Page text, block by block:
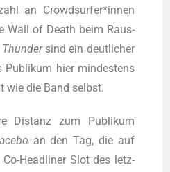
an Crowdsurfer*innen
Wall of Death beim Raus­
sind ein deut­li­cher
Publi­kum hier min­des­tens
wie die Band selbst.
Distanz zum Publi­kum
an den Tag, die auf
Head­li­ner Slot des letz­